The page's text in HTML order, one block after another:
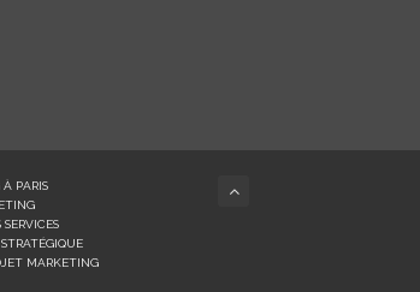
PARIS
MARKETING